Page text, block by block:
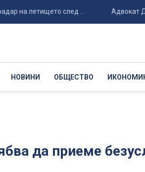
след ... Адвокат
НОВИНИ ОБЩЕСТВО
да приеме